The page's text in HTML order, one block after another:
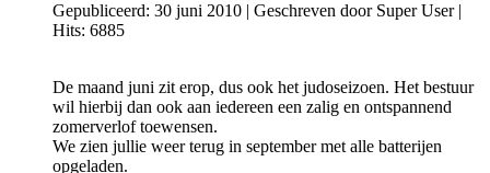
Gepubliceerd: 30 juni 2010 | Geschreven door Super User|
Hits: 6885
De maand juni zit erop, dus ook het judoseizoen. Het bestuur
wil hierbij dan ook aan iedereen een zalig en ontspannend
zomerverlof toewensen.
We zien jullie weer terug in september met alle batterijen
opgeladen.